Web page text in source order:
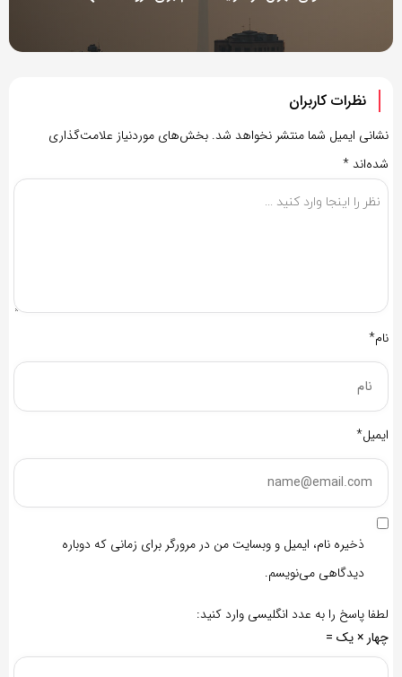
نظرات کاربران
نشانی ایمیل شما منتشر نخواهد شد. بخش‌های موردنیاز علامت‌گذاری
شده‌اند *
نام*
ایمیل*
ذخیره نام، ایمیل و وبسایت من در مرورگر برای زمانی که دوباره
دیدگاهی می‌نویسم.
لطفا پاسخ را به عدد انگلیسی وارد کنید:
چهار × یک =